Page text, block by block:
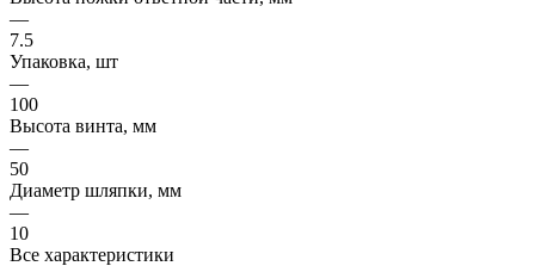
—
7.5
Упаковка, шт
—
100
Высота винта, мм
—
50
Диаметр шляпки, мм
—
10
Все характеристики